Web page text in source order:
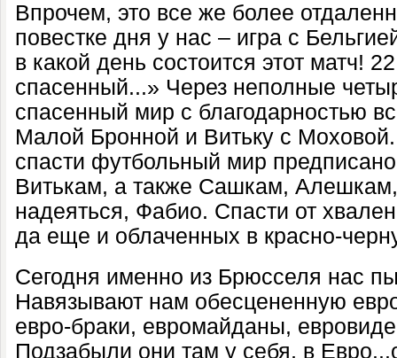
Впрочем, это все же более
повестке дня у нас – игра с
в какой день состоится этот матч!
спасенный...» Через неполные
спасенный мир с благодарностью
Малой Бронной и Витьку с
спасти футбольный мир
Витькам, а также Сашкам,
надеяться, Фабио. Спасти от
да еще и облаченных в красно-
Сегодня именно из Брюсселя нас
Навязывают нам обесцененную
евро-браки, евромайданы,
Подзабыли они там у себя, в